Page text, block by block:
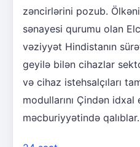
zəncirlərini pozub.
sənayesi qurumu olan
vəziyyət Hindistanın
geyilə bilən cihazlar
və cihaz istehsalçıları
modullarını Çindən
məcburiyyətində qalıblar.